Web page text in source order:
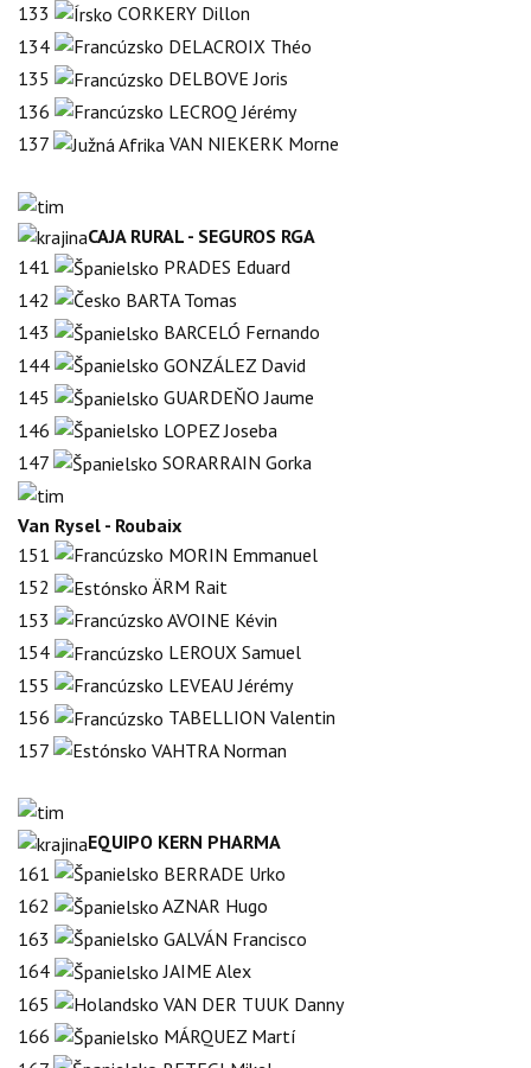
133
CORKERY Dillon
134
DELACROIX Théo
135
DELBOVE Joris
136
LECROQ Jérémy
137
VAN NIEKERK Morne
CAJA RURAL - SEGUROS RGA
141
PRADES Eduard
142
BARTA Tomas
143
BARCELÓ Fernando
144
GONZÁLEZ David
145
GUARDEŇO Jaume
146
LOPEZ Joseba
147
SORARRAIN Gorka
Van Rysel - Roubaix
151
MORIN Emmanuel
152
ÄRM Rait
153
AVOINE Kévin
154
LEROUX Samuel
155
LEVEAU Jérémy
156
TABELLION Valentin
157
VAHTRA Norman
EQUIPO KERN PHARMA
161
BERRADE Urko
162
AZNAR Hugo
163
GALVÁN Francisco
164
JAIME Alex
165
VAN DER TUUK Danny
166
MÁRQUEZ Martí